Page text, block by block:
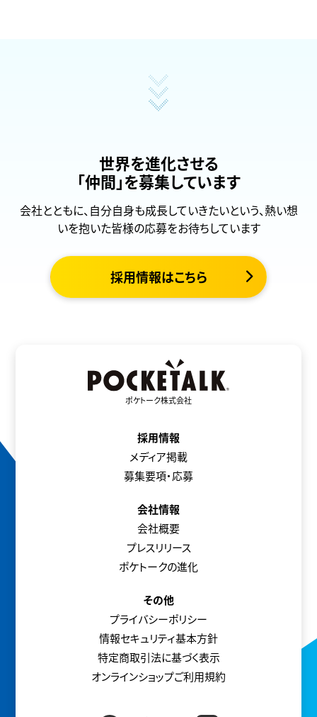
世界を進化させる
「仲間」を募集しています
会社とともに、自分自身も成長していきたいという、熱い想
いを抱いた皆様の応募をお待ちしています
採用情報はこちら
ポケトーク株式会社
採用情報
メディア掲載
募集要項・応募
会社情報
会社概要
プレスリリース
ポケトークの進化
その他
プライバシーポリシー
情報セキュリティ基本方針
特定商取引法に基づく表示
オンラインショップご利用規約